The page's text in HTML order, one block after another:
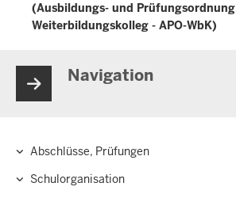
(Ausbildungs- und Prüfungsordnung
Weiterbildungskolleg - APO-WbK)
Navigation
Abschlüsse, Prüfungen
Schulorganisation